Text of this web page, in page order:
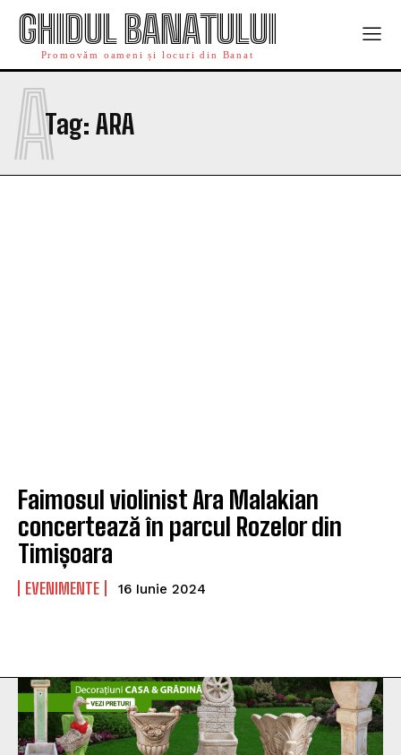
GHIDUL BANATULUI
Promovăm oameni și locuri din Banat
Tag: ARA
A
Faimosul violinist Ara Malakian
concertează în parcul Rozelor din
Timișoara
EVENIMENTE 16 Iunie 2024